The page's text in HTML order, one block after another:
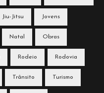
Jiu-Jitsu Jovens
Natal Obras
Rodeio Rodovia
Trânsito Turismo